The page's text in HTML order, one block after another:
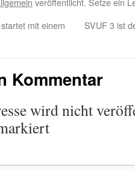
mit einem
SVUF 3 ist
Kommentar
wird nicht